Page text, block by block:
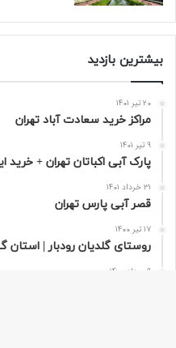
بیشترین بازدید
20 تیر 1401
مراکز خرید سعادت‌ آباد تهران
9 تیر 1401
پارک آبی اکباتان تهران + خرید
31 خرداد 1401
قصر آبی پارس تهران
17 تیر 1400
روستای گلدیان رودبار | استان
9 مرداد 1400